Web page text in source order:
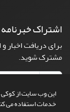
این وب سایت از کوکی
خدمات استفاده می
اشتراک خبرنامه
برای دریافت اخبار
مشترک شوید.